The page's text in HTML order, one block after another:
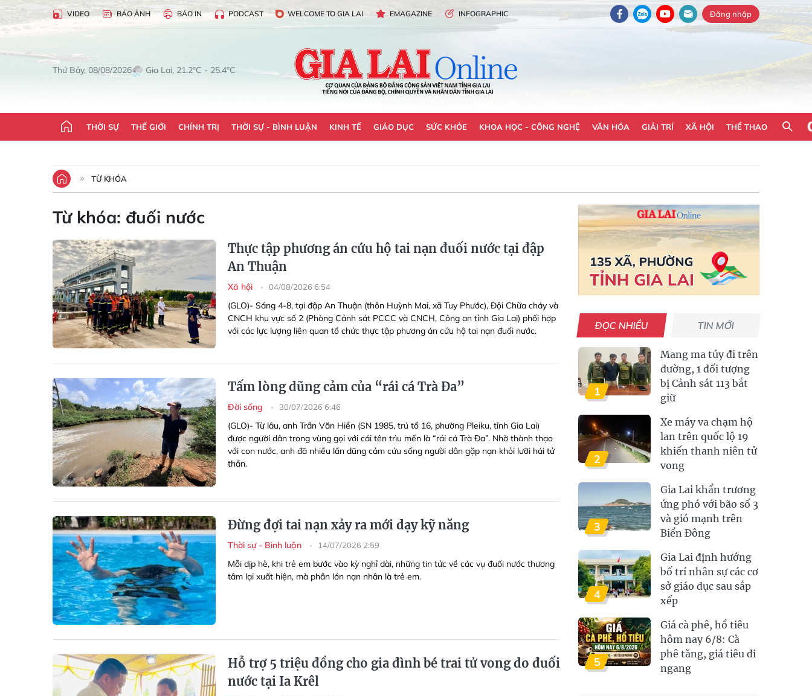
VIDEO BÁO ẢNH BÁO IN PODCAST WELCOME TO GIA LAI EMAGAZINE INFOGRAPHIC Đăng nhập
Thứ Bảy, 08/08/2026 Gia Lai, 21.2°C - 25.4°C
THỜI SỰ THẾ GIỚI CHÍNH TRỊ THỜI SỰ - BÌNH LUẬN KINH TẾ GIÁO DỤC SỨC KHỎE KHOA HỌC - CÔNG NGHỆ VĂN HÓA GIẢI TRÍ XÃ HỘI THỂ THAO
TỪ KHÓA
Từ khóa: đuối nước
Thực tập phương án cứu hộ tai nạn đuối nước tại đập
An Thuận
Xã hội 04/08/2026 6:54
(GLO)- Sáng 4-8, tại đập An Thuận (thôn Huỳnh Mai, xã Tuy Phước), Đội Chữa cháy và
CNCH khu vực số 2 (Phòng Cảnh sát PCCC và CNCH, Công an tỉnh Gia Lai) phối hợp
với các lực lượng liên quan tổ chức thực tập phương án cứu hộ tai nạn đuối nước.
Tấm lòng dũng cảm của “rái cá Trà Đa”
Đời sống 30/07/2026 6:46
(GLO)- Từ lâu, anh Trần Văn Hiền (SN 1985, trú tổ 16, phường Pleiku, tỉnh Gia Lai)
được người dân trong vùng gọi với cái tên trìu mến là “rái cá Trà Đa”. Nhờ thành thạo
với con nước, anh đã nhiều lần dũng cảm cứu sống người dân gặp nạn khỏi lưỡi hái tử
thần.
Đừng đợi tai nạn xảy ra mới dạy kỹ năng
Thời sự - Bình luận 14/07/2026 2:59
Mỗi dịp hè, khi trẻ em bước vào kỳ nghỉ dài, những tin tức về các vụ đuối nước thương
tâm lại xuất hiện, mà phần lớn nạn nhân là trẻ em.
Hỗ trợ 5 triệu đồng cho gia đình bé trai tử vong do đuối
nước tại Ia Krêl
ĐỌC NHIỀU TIN MỚI
1
Mang ma túy đi trên
đường, 1 đối tượng
bị Cảnh sát 113 bắt
giữ
2
Xe máy va chạm hộ
lan trên quốc lộ 19
khiến thanh niên tử
vong
3
Gia Lai khẩn trương
ứng phó với bão số 3
và gió mạnh trên
Biển Đông
4
Gia Lai định hướng
bố trí nhân sự các cơ
sở giáo dục sau sắp
xếp
5
Giá cà phê, hồ tiêu
hôm nay 6/8: Cà
phê tăng, giá tiêu đi
ngang